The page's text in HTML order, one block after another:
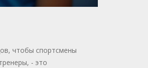
чтобы спортсмены
- это